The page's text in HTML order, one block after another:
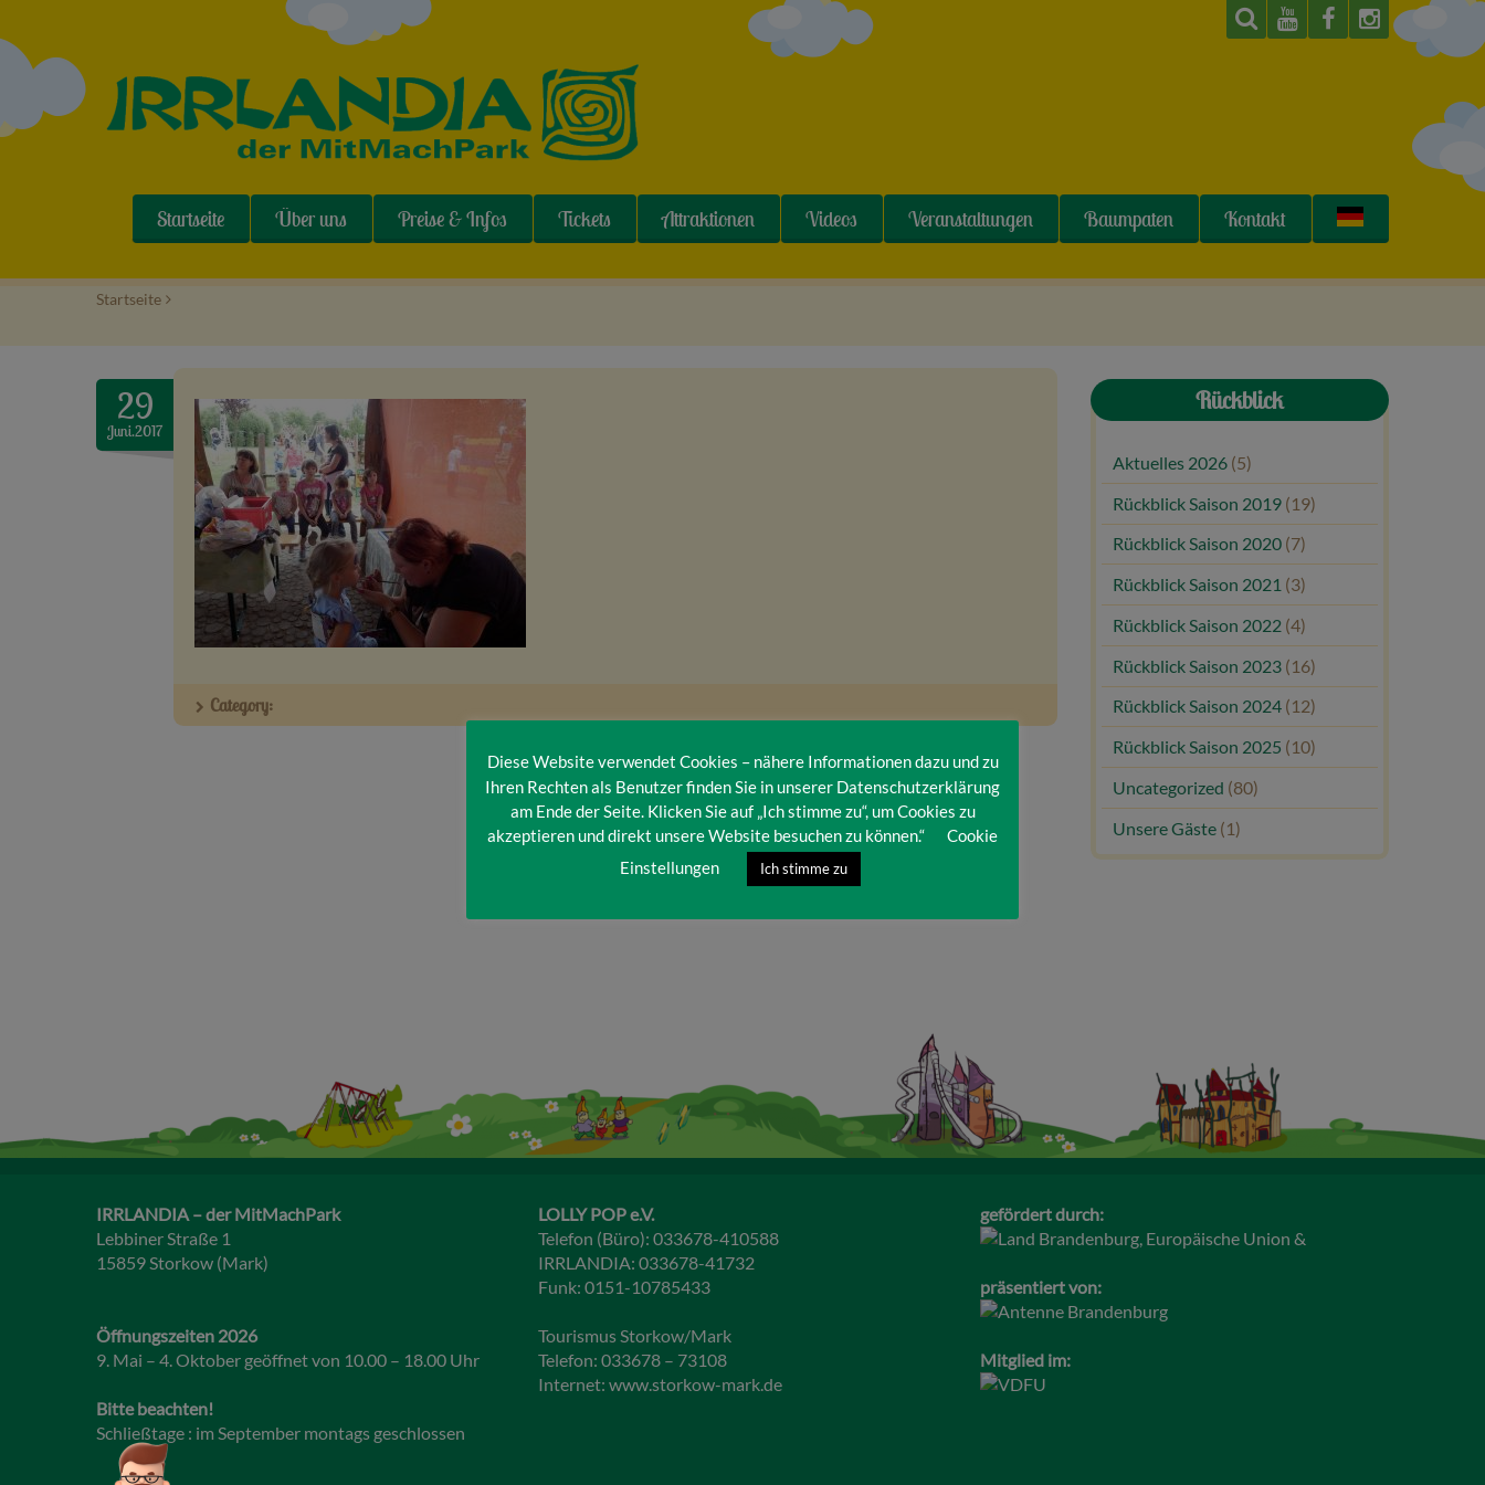
Startseite Über uns Preise & Infos Tickets Attraktionen Videos Veranstaltungen Baumpaten Kontakt
Startseite >
29
Juni.2017
Category:
Rückblick
Aktuelles 2026 (5)
Rückblick Saison 2019 (19)
Rückblick Saison 2020 (7)
Rückblick Saison 2021 (3)
Rückblick Saison 2022 (4)
Rückblick Saison 2023 (16)
Rückblick Saison 2024 (12)
Rückblick Saison 2025 (10)
Uncategorized (80)
Unsere Gäste (1)
IRRLANDIA – der MitMachPark
Lebbiner Straße 1
15859 Storkow (Mark)
Öffnungszeiten 2026
9. Mai – 4. Oktober geöffnet von 10.00 – 18.00 Uhr
Bitte beachten!
Schließtage : im September montags geschlossen
LOLLY POP e.V.
Telefon (Büro): 033678-410588
IRRLANDIA: 033678-41732
Funk: 0151-10785433
Tourismus Storkow/Mark
Telefon: 033678 – 73108
Internet: www.storkow-mark.de
gefördert durch:
präsentiert von:
Mitglied im:
Diese Website verwendet Cookies – nähere Informationen dazu und zu
Ihren Rechten als Benutzer finden Sie in unserer Datenschutzerklärung
am Ende der Seite. Klicken Sie auf „Ich stimme zu“, um Cookies zu
akzeptieren und direkt unsere Website besuchen zu können.“
Cookie
Einstellungen
Ich stimme zu